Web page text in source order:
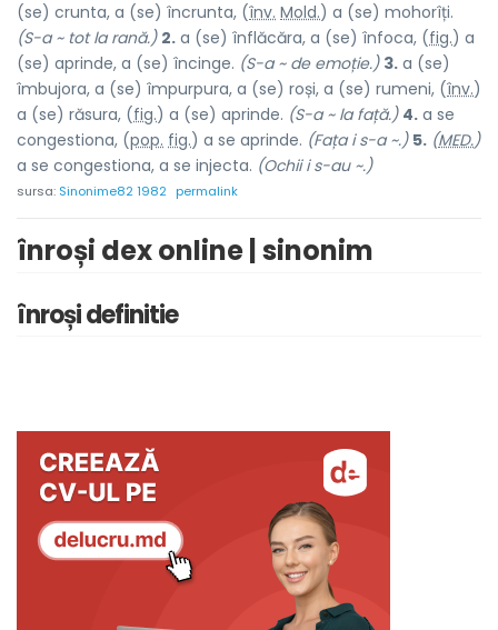
(se) crunta, a (se) încrunta, (înv. Mold.) a (se) mohorîți.
(S-a ~ tot la rană.) 2. a (se) înflăcăra, a (se) înfoca, (fig.) a
(se) aprinde, a (se) încinge. (S-a ~ de emoție.) 3. a (se)
îmbujora, a (se) împurpura, a (se) roși, a (se) rumeni, (înv.)
a (se) răsura, (fig.) a (se) aprinde. (S-a ~ la față.) 4. a se
congestiona, (pop. fig.) a se aprinde. (Fața i s-a ~.) 5. (MED.)
a se congestiona, a se injecta. (Ochii i s-au ~.)
sursa: Sinonime82 1982 permalink
înroși dex online | sinonim
înroși definitie